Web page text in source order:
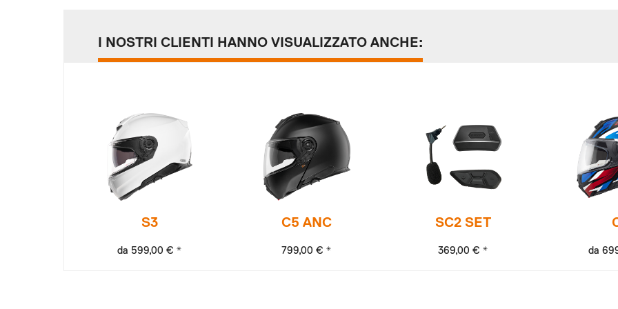
I NOSTRI CLIENTI HANNO VISUALIZZATO ANCHE:
S3
da 599,00 € *
C5 ANC
799,00 € *
SC2 SET
369,00 € * da